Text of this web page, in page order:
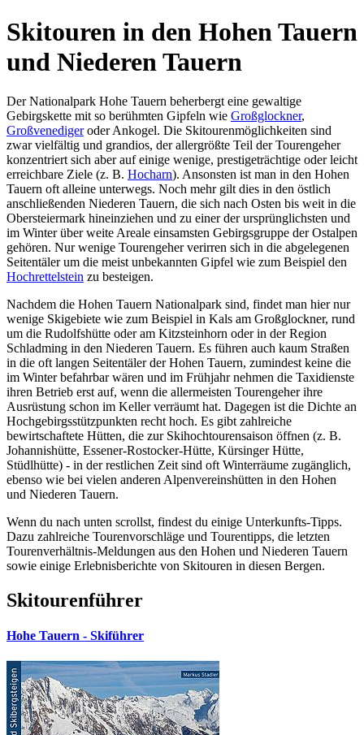
Skitouren in den Hohen Tauern
und Niederen Tauern
Der Nationalpark Hohe Tauern beherbergt eine gewaltige
Gebirgskette mit so berühmten Gipfeln wie Großglockner,
Großvenedigeroder Ankogel. Die Skitourenmöglichkeiten sind
zwar vielfältig und grandios, der allergrößte Teil der Tourengeher
konzentriert sich aber auf einige wenige, prestigeträchtige oder leicht
erreichbare Ziele (z. B. Hocharn). Ansonsten ist man in den Hohen
Tauern oft alleine unterwegs. Noch mehr gilt dies in den östlich
anschließenden Niederen Tauern, die sich nach Osten bis weit in die
Obersteiermark hineinziehen und zu einer der ursprünglichsten und
im Winter über weite Areale einsamsten Gebirgsgruppe der Ostalpen
gehören. Nur wenige Tourengeher verirren sich in die abgelegenen
Seitentäler um die meist unbekannten Gipfel wie zum Beispiel den
Hochrettelstein zu besteigen.
Nachdem die Hohen Tauern Nationalpark sind, findet man hier nur
wenige Skigebiete wie zum Beispiel in Kals am Großglockner, rund
um die Rudolfshütte oder am Kitzsteinhorn oder in der Region
Schladming in den Niederen Tauern. Es führen auch kaum Straßen
in die oft langen Seitentäler der Hohen Tauern, zumindest keine die
im Winter befahrbar wären und im Frühjahr nehmen die Taxidienste
ihren Betrieb erst auf, wenn die allermeisten Tourengeher ihre
Ausrüstung schon im Keller verräumt hat. Dagegen ist die Dichte an
Hochgebirgsstützpunkten recht hoch. Es gibt zahlreiche
bewirtschaftete Hütten, die zur Skihochtourensaison öffnen (z. B.
Johannishütte, Essener-Rostocker-Hütte, Kürsinger Hütte,
Stüdlhütte) - in der restlichen Zeit sind oft Winterräume zugänglich,
ebenso wie bei vielen anderen Alpenvereinshütten in den Hohen
und Niederen Tauern.
Wenn du nach unten scrollst, findest du einige Unterkunfts-Tipps.
Dazu zahlreiche Tourenvorschläge und Tourentipps, die letzten
Tourenverhältnis-Meldungen aus den Hohen und Niederen Tauern
sowie einige Erlebnisberichte von Skitouren in diesen Bergen.
Skitourenführer
Hohe Tauern - Skiführer